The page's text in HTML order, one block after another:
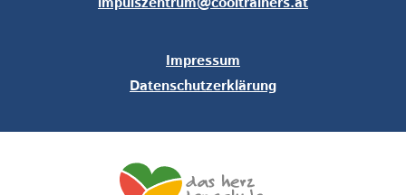
Impressum
Datenschutzerklärung